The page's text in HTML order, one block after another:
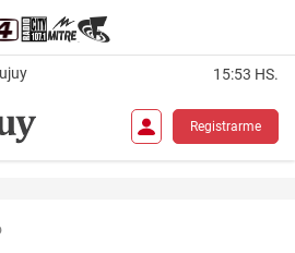
15:53 HS.
Registrarme